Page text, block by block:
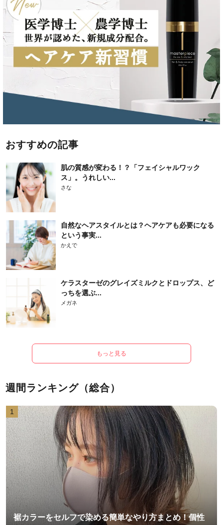
おすすめの記事
肌の質感が変わる！？「フェイシャルワック
ス」。うれしい...
さな
自然なヘアスタイルとは？ヘアケアも必要になる
という事実...
かえで
ケラスターゼのグレイズミルクとドロップス、ど
っちを選ぶ...
メガネ
もっと見る
週間ランキング（総合）
1
裾カラーをセルフで染める簡単なやり方まとめ！個性